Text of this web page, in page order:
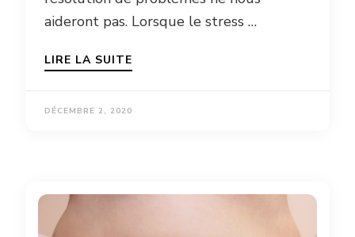
aideront pas. Lorsque le stress …
LIRE LA SUITE
DÉCEMBRE 2, 2020